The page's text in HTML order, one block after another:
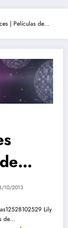
| Películas de…
10/2013